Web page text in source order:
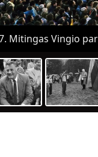
Mitingas Vingio